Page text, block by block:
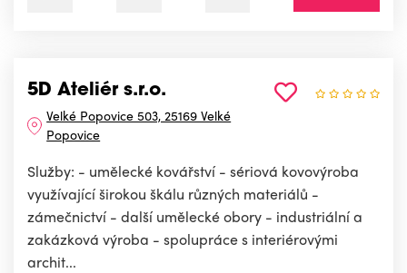
5D Ateliér s.r.o.
Velké Popovice 503, 25169 Velké
Popovice
Služby: - umělecké kovářství - sériová kovovýroba
využívající širokou škálu různých materiálů -
zámečnictví - další umělecké obory - industriální a
zakázková výroba - spolupráce s interiérovými
archit...